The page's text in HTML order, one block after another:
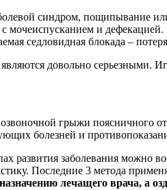
синдром, пощипывание
мочеиспусканием и дефекацией.
седловидная блокада –
довольно серьезными.
грыжи поясничного
болезней и
развития заболевания можно
Последние 3 метода
лечащего врача, а